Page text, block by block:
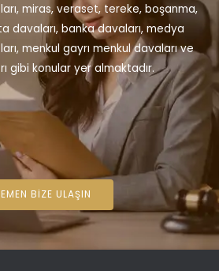
miras, veraset, tereke, boşanma,
davaları, banka davaları, medya
menkul gayrı menkul davaları ve
gibi konular yer almaktadır.
BIZE ULAŞIN